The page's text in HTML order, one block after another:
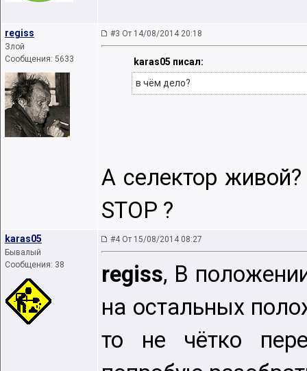
regiss
Злой
Сообщения: 5633
#3 От 14/08/2014 20:18
karas05 писал:
в чём дело?
А селектор
STOP ?
karas05
Бывалый
Сообщения: 38
#4 От 15/08/2014 08:27
regiss, В
на остальных
то не чётко